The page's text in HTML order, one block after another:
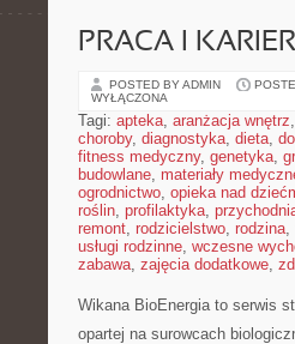
PRACA I
POSTED BY ADMIN
WYŁĄCZONA
Tagi: apteka, aranżacja wnętrz,
choroby, diagnostyka, dieta,
fitness medyczny, genetyka,
budowlane, materiały
ogrodnictwo, opieka nad
roślin, profilaktyka,
remont, rodzicielstwo, rodzina,
usługi rodzinne, wczesne
zabawa, zajęcia dodatkowe,
Wikana BioEnergia to serwis
opartej na surowcach